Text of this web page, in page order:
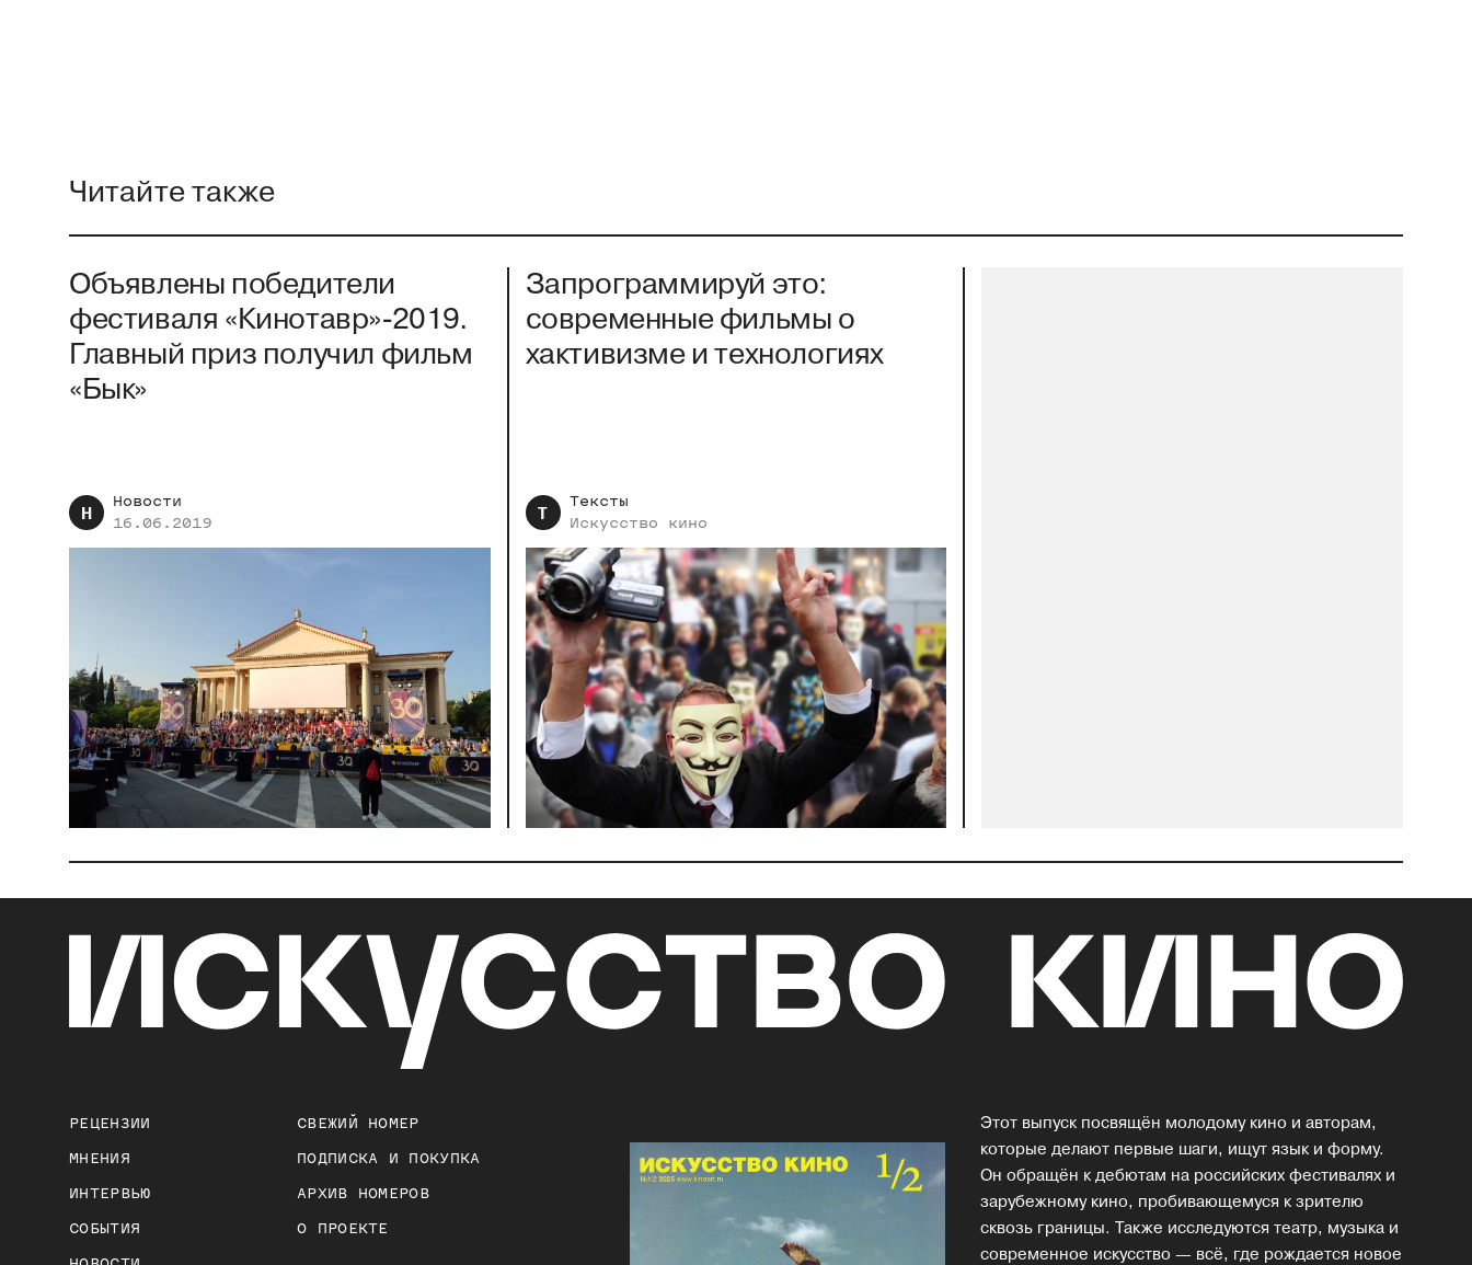
Читайте также
Объявлены победители
фестиваля «Кинотавр»-2019.
Главный приз получил фильм
«Бык»
Н
Новости
16.06.2019
Запрограммируй это:
современные фильмы о
хактивизме и технологиях
Т
Тексты
Искусство
кино
РЕЦЕНЗИИ
МНЕНИЯ
ИНТЕРВЬЮ
СОБЫТИЯ
СВЕЖИЙ НОМЕР
ПОДПИСКА И ПОКУПКА
АРХИВ НОМЕРОВ
О ПРОЕКТЕ
Этот выпуск посвящён молодому кино и авторам,
которые делают первые шаги, ищут язык и форму.
Он обращён к дебютам на российских фестивалях и
зарубежному кино, пробивающемуся к зрителю
сквозь границы. Также исследуются театр, музыка и
современное искусство — всё, где рождается новое